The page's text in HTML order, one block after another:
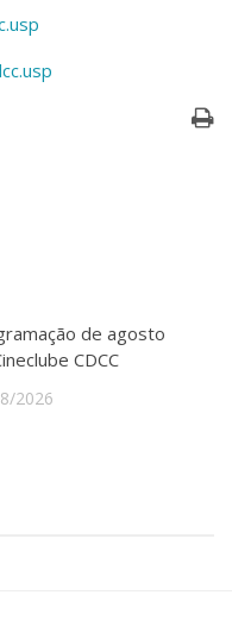
de agosto
CDCC
2026